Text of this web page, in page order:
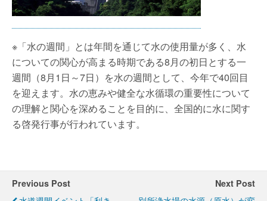
※「水の週間」とは年間を通じて水の使用量が多く、水
についての関心が高まる時期である8月の初日とする一
週間（8月1日～7日）を水の週間として、今年で40回目
を迎えます。水の恵みや健全な水循環の重要性について
の理解と関心を深めることを目的に、全国的に水に関す
る啓発行事が行われています。
Previous Post Next Post